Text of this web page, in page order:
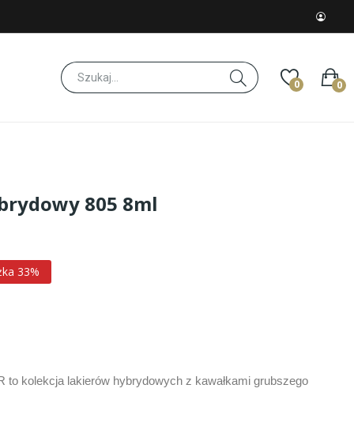
0 0
805 8ml
33%
to kolekcja lakierów hybrydowych z kawałkami grubszego